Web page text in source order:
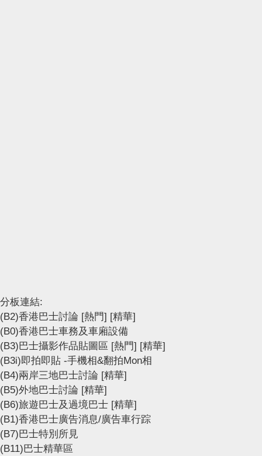
分板連結:
(B2)香港巴士討論 [熱門] [精華]
(B0)香港巴士車務及車廂設備
(B3)巴士攝影作品貼圖區 [熱門] [精華]
(B3i)即拍即貼 -手機相&翻拍Mon相
(B4)兩岸三地巴士討論 [精華]
(B5)外地巴士討論 [精華]
(B6)旅遊巴士及過境巴士 [精華]
(B1)香港巴士廣告消息/廣告車行踪
(B7)巴士特別所見
(B11)巴士精華區